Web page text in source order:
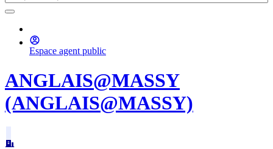
Espace agent public
ANGLAIS@MASSY
(ANGLAIS@MASSY)